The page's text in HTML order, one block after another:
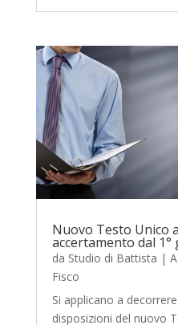
Nuovo Testo Unico
accertamento dal 1°
da Studio di Battista |
Fisco
Si applicano a
disposizioni del nuovo